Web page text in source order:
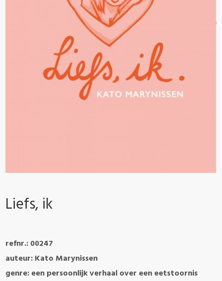
Liefs, ik
refnr.: 00247
auteur: Kato Marynissen
genre: een persoonlijk verhaal over een eetstoornis